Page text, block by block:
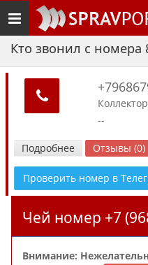
Toggle
navigation
Кто звонил с номера
--
Подробнее Отзывы (0)
Проверить номер в
Чей номер +7
Внимание: